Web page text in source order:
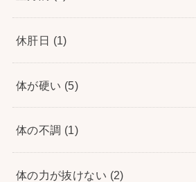
休肝日 (1)
体が硬い (5)
体の不調 (1)
体の力が抜けない (2)